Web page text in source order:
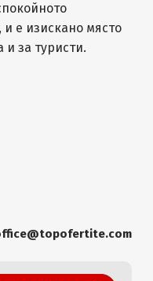
е изискано място
и за туристи.